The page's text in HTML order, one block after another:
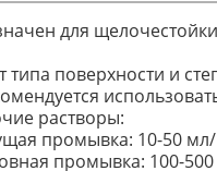
для
типа поверхности и
растворы:
промывка: 10-50
промывка: 100-